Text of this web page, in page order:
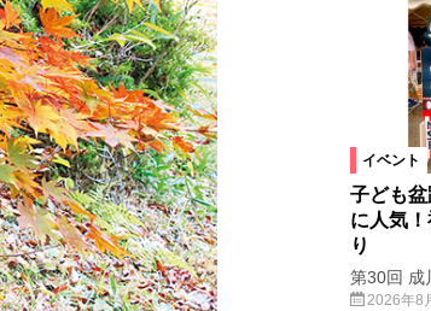
イベント
子ども
に人気
り
第30回 成
2026年8